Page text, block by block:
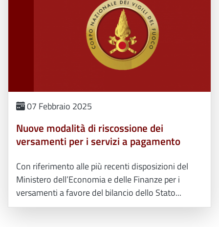
07 Febbraio 2025
Nuove modalità di riscossione dei
versamenti per i servizi a pagamento
Con riferimento alle più recenti disposizioni del
Ministero dell’Economia e delle Finanze per i
versamenti a favore del bilancio dello Stato...